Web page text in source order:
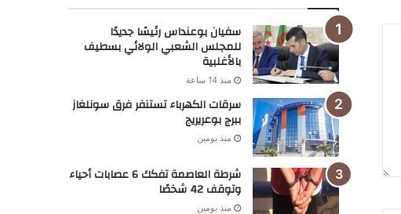
سفيان بوعنداس رئيسًا جديدًا
للمجلس الشعبي الولائي بسطيف
بالأغلبية
منذ 14 ساعة
سرقات الكهرباء تستنفر فرق سونلغاز
ببرج بوعريريج
منذ يومين
شرطة العاصمة تفكك 6 عصابات أحياء
وتوقف 42 شخصًا
منذ يومين